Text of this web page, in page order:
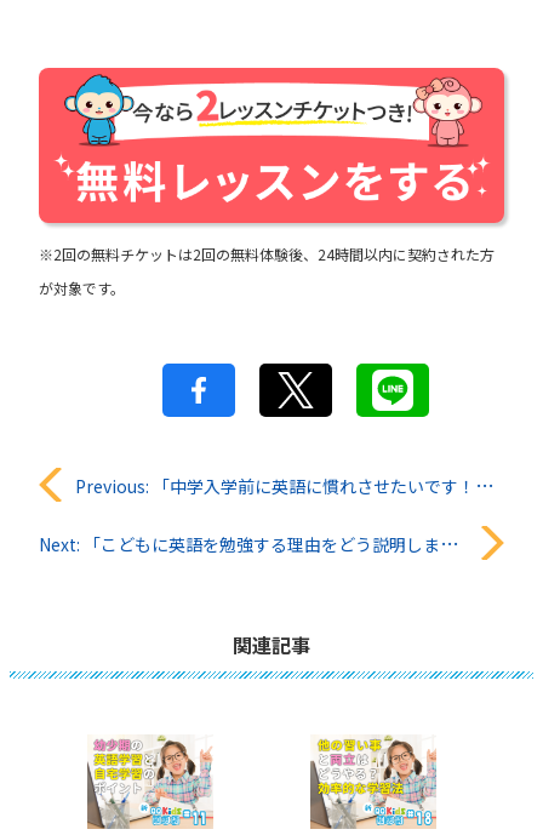
※2回の無料チケットは2回の無料体験後、24時間以内に契約された方
が対象です。
投
稿
Previous: 「中学入学前に英語に慣れさせたいです！」QQキッズ知恵袋#11
Next: 「こどもに英語を勉強する理由をどう説明しますか？」QQキッズ知恵袋#13
関連記事